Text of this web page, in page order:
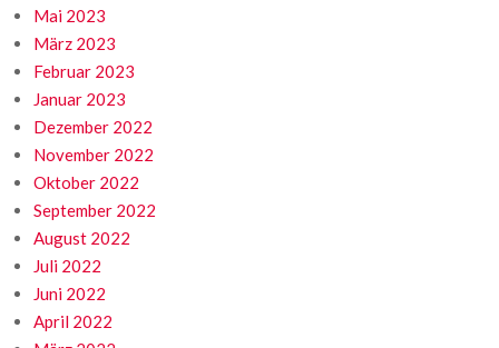
Mai 2023
März 2023
Februar 2023
Januar 2023
Dezember 2022
November 2022
Oktober 2022
September 2022
August 2022
Juli 2022
Juni 2022
April 2022